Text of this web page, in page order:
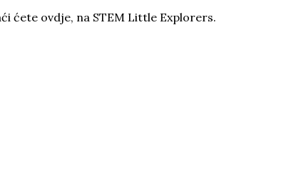
ćete ovdje, na STEM Little Explorers.